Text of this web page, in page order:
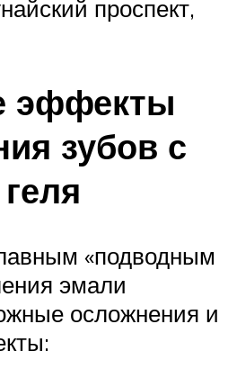
проспект,
эффекты
зубов с
«подводным
эмали
осложнения и